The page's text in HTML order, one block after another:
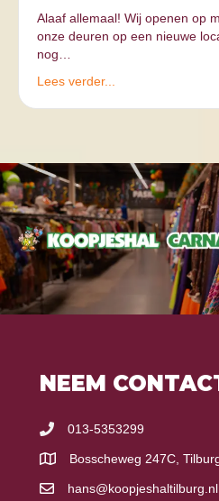
Alaaf allemaal! Wij openen op
onze deuren op een nieuwe
nog…
Lees verder...
NEEM
013-5353299
Bosscheweg 247C,
hans@koopjeshaltilburg.nl